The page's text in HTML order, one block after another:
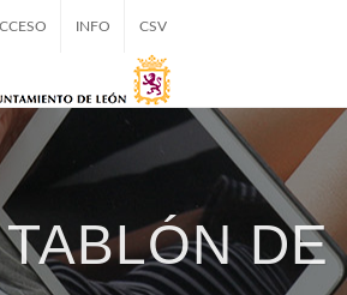
INFO CSV
TABLÓN DE